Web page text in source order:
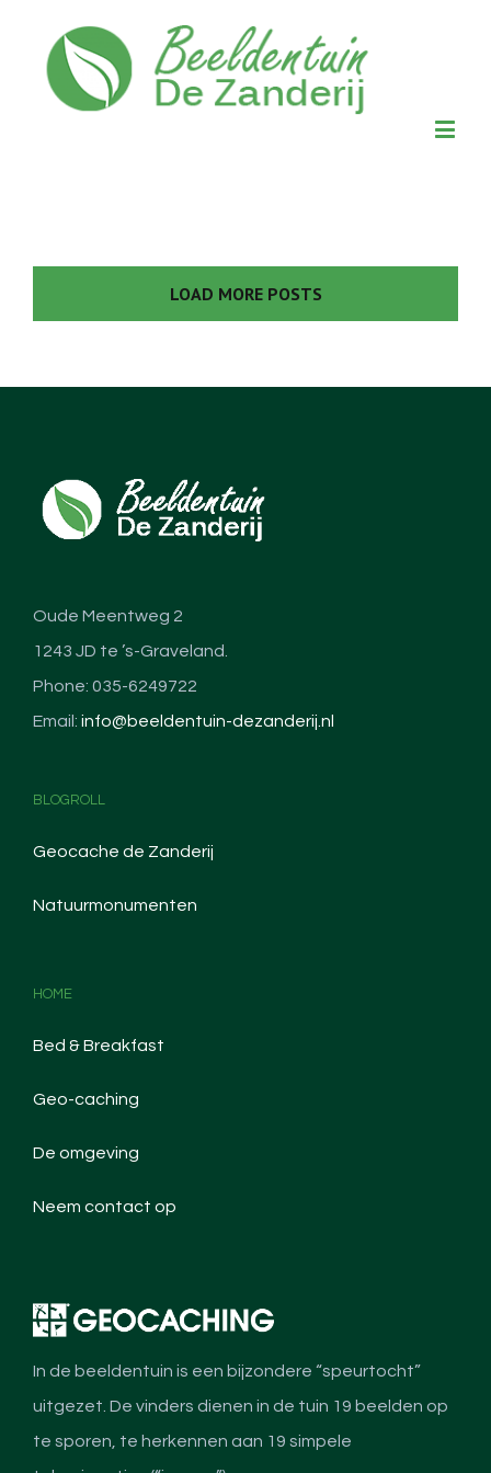
LOAD MORE POSTS
Oude Meentweg 2
1243 JD te ’s-Graveland.
Phone: 035-6249722
Email: info@beeldentuin-dezanderij.nl
BLOGROLL
Geocache de Zanderij
Natuurmonumenten
HOME
Bed & Breakfast
Geo-caching
De omgeving
Neem contact op
In de beeldentuin is een bijzondere “speurtocht”
uitgezet. De vinders dienen in de tuin 19 beelden op
te sporen, te herkennen aan 19 simpele